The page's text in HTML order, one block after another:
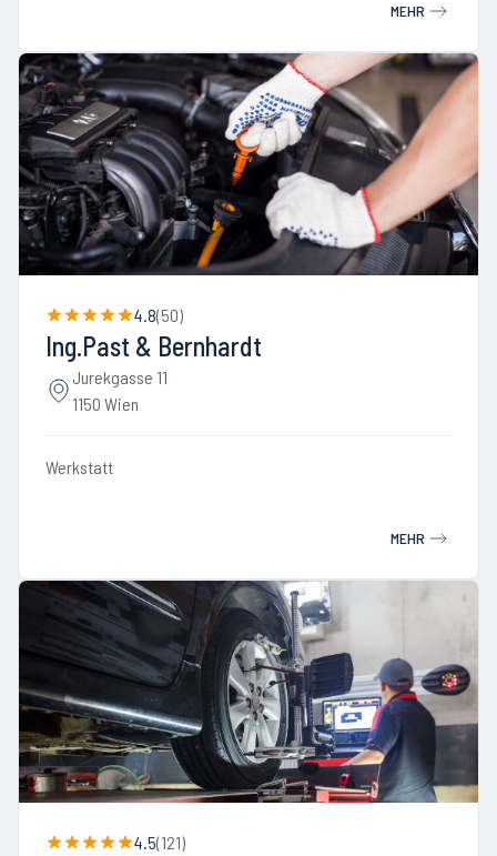
MEHR
4.8(50)
Ing.Past & Bernhardt
Jurekgasse 11
1150 Wien
Werkstatt
MEHR
4.5(121)